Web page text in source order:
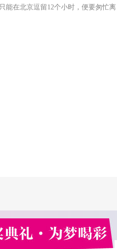
能在北京逗留12个小时，便要匆忙离